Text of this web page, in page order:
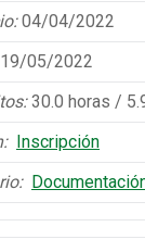
04/04/2022
19/05/2022
30.0 horas /
Inscripción